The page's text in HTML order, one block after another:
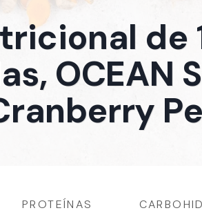
de
OCEAN
PROTEÍNAS